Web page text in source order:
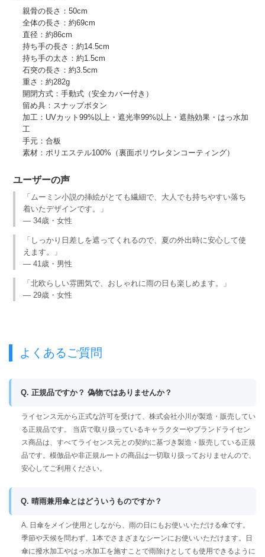
親骨の長さ：50cm
全体の長さ：約69cm
直径：約86cm
持ち手の長さ：約14.5cm
持ち手の太さ：約1.5cm
石突の長さ：約3.5cm
重さ：約282g
開閉方式：手動式（安全カバー付き）
留め具：スナップボタン
加工：UVカット99%以上・遮光率99%以上・遮熱効果・はっ水加
工
手元：合板
素材：ポリエステル100%（裏面ポリウレタンコーティング）
ユーザーの声
「ムーミン小説の挿絵がとても繊細で、大人でも持ちやすい落ち
着いたデザインです。」
— 34歳・女性
「しっかり日差しを遮ってくれるので、夏の外出時に安心して使
えます。」
— 41歳・男性
「北欧らしい雰囲気で、おしゃれに雨の日も楽しめます。」
— 29歳・女性
よくあるご質問
Q. 正規品ですか？ 偽物ではありませんか？
ライセンス元から正式な許可を受けて、株式会社小川が製造・販売してい
る正規品です。 当店で取り扱っているキャラクターやブランドライセン
ス商品は、すべてライセンス元との契約に基づき製造・販売している正規
品です。模倣品や非正規ルートの商品は一切取り扱っておりませんので、
安心してご利用ください。
Q. 晴雨兼用傘とはどういうものですか？
A. 日傘をメイン使用としながら、雨の日にもお使いいただける傘です。
季節や天候を問わず、1本でさまざまなシーンにお使いいただけます。日
傘に撥水加工やはっ水加工を施すことで雨除けとしても使用できるように